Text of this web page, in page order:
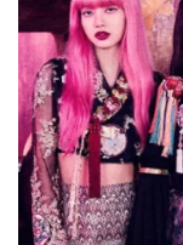
BRU